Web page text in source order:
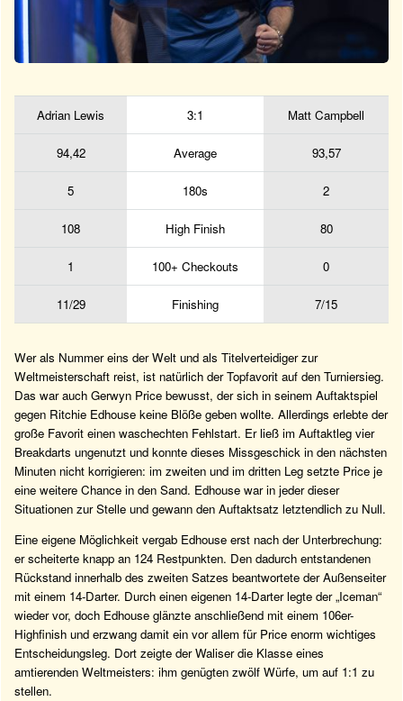
Adrian Lewis 3:1 Matt Campbell
94,42 Average 93,57
5 180s 2
108 High Finish 80
1 100+ Checkouts 0
11/29 Finishing 7/15
Wer als Nummer eins der Welt und als Titelverteidiger zur
Weltmeisterschaft reist, ist natürlich der Topfavorit auf den Turniersieg.
Das war auch Gerwyn Price bewusst, der sich in seinem Auftaktspiel
gegen Ritchie Edhouse keine Blöße geben wollte. Allerdings erlebte der
große Favorit einen waschechten Fehlstart. Er ließ im Auftaktleg vier
Breakdarts ungenutzt und konnte dieses Missgeschick in den nächsten
Minuten nicht korrigieren: im zweiten und im dritten Leg setzte Price je
eine weitere Chance in den Sand. Edhouse war in jeder dieser
Situationen zur Stelle und gewann den Auftaktsatz letztendlich zu Null.
Eine eigene Möglichkeit vergab Edhouse erst nach der Unterbrechung:
er scheiterte knapp an 124 Restpunkten. Den dadurch entstandenen
Rückstand innerhalb des zweiten Satzes beantwortete der Außenseiter
mit einem 14-Darter. Durch einen eigenen 14-Darter legte der „Iceman“
wieder vor, doch Edhouse glänzte anschließend mit einem 106er-
Highfinish und erzwang damit ein vor allem für Price enorm wichtiges
Entscheidungsleg. Dort zeigte der Waliser die Klasse eines
amtierenden Weltmeisters: ihm genügten zwölf Würfe, um auf 1:1 zu
stellen.